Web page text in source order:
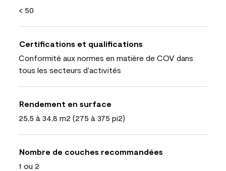
< 50
Certifications et qualifications
Conformité aux normes en matière de COV dans
tous les secteurs d'activités
Rendement en surface
25,5 à 34,8 m2 (275 à 375 pi2)
Nombre de couches recommandées
1 ou 2